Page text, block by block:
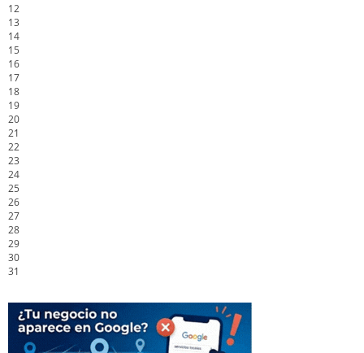
12
13
14
15
16
17
18
19
20
21
22
23
24
25
26
27
28
29
30
31